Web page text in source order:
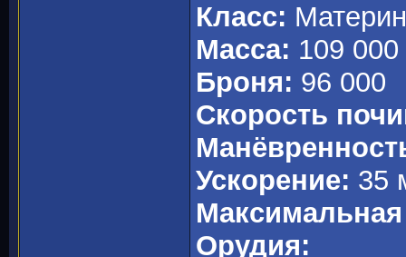
Класс:
Масса: 109 000
Броня: 96 000
Скорость
Ускорение: 35
Орудия: